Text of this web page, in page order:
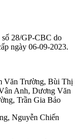
28/GP-CBC do
ngày 06-09-2023.
Văn Trường, Bùi Thị
Anh, Dương Văn
, Trần Gia Bảo
, Nguyễn Chiến